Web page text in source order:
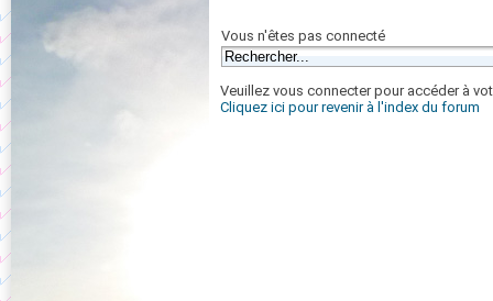
Vous n'êtes pas connecté
Veuillez vous connecter pour accéder à
Cliquez ici pour revenir à l'index du forum